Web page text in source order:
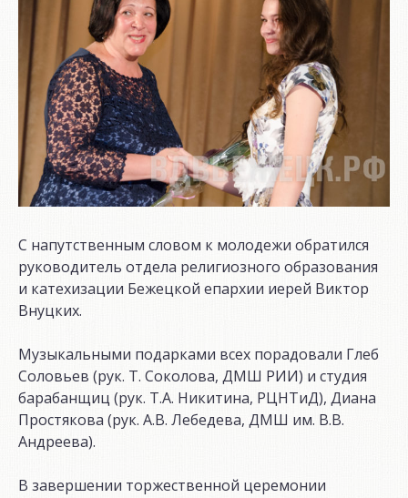
С напутственным словом к молодежи обратился
руководитель отдела религиозного образования
и катехизации Бежецкой епархии иерей Виктор
Внуцких.
Музыкальными подарками всех порадовали Глеб
Соловьев (рук. Т. Соколова, ДМШ РИИ) и студия
барабанщиц (рук. Т.А. Никитина, РЦНТиД), Диана
Простякова (рук. А.В. Лебедева, ДМШ им. В.В.
Андреева).
В завершении торжественной церемонии